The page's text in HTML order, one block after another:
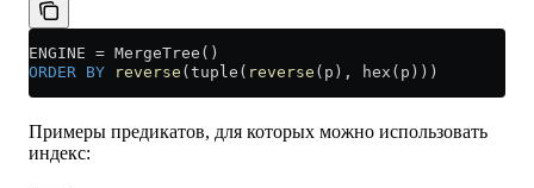
ENGINE = MergeTree()
ORDER BY reverse (tuple( reverse (p), hex(p)))
Примеры предикатов, для которых можно использовать
индекс: